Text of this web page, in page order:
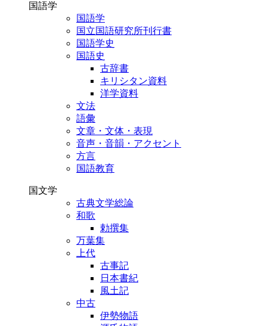
国語学
国語学
国立国語研究所刊行書
国語学史
国語史
古辞書
キリシタン資料
洋学資料
文法
語彙
文章・文体・表現
音声・音韻・アクセント
方言
国語教育
国文学
古典文学総論
和歌
勅撰集
万葉集
上代
古事記
日本書紀
風土記
中古
伊勢物語